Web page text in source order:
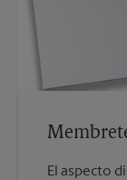
El aspecto